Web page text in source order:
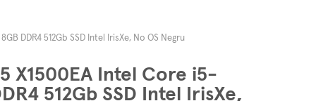
DDR4 512Gb SSD Intel IrisXe, No OS Negru
X1500EA Intel Core i5-
512Gb SSD Intel IrisXe,